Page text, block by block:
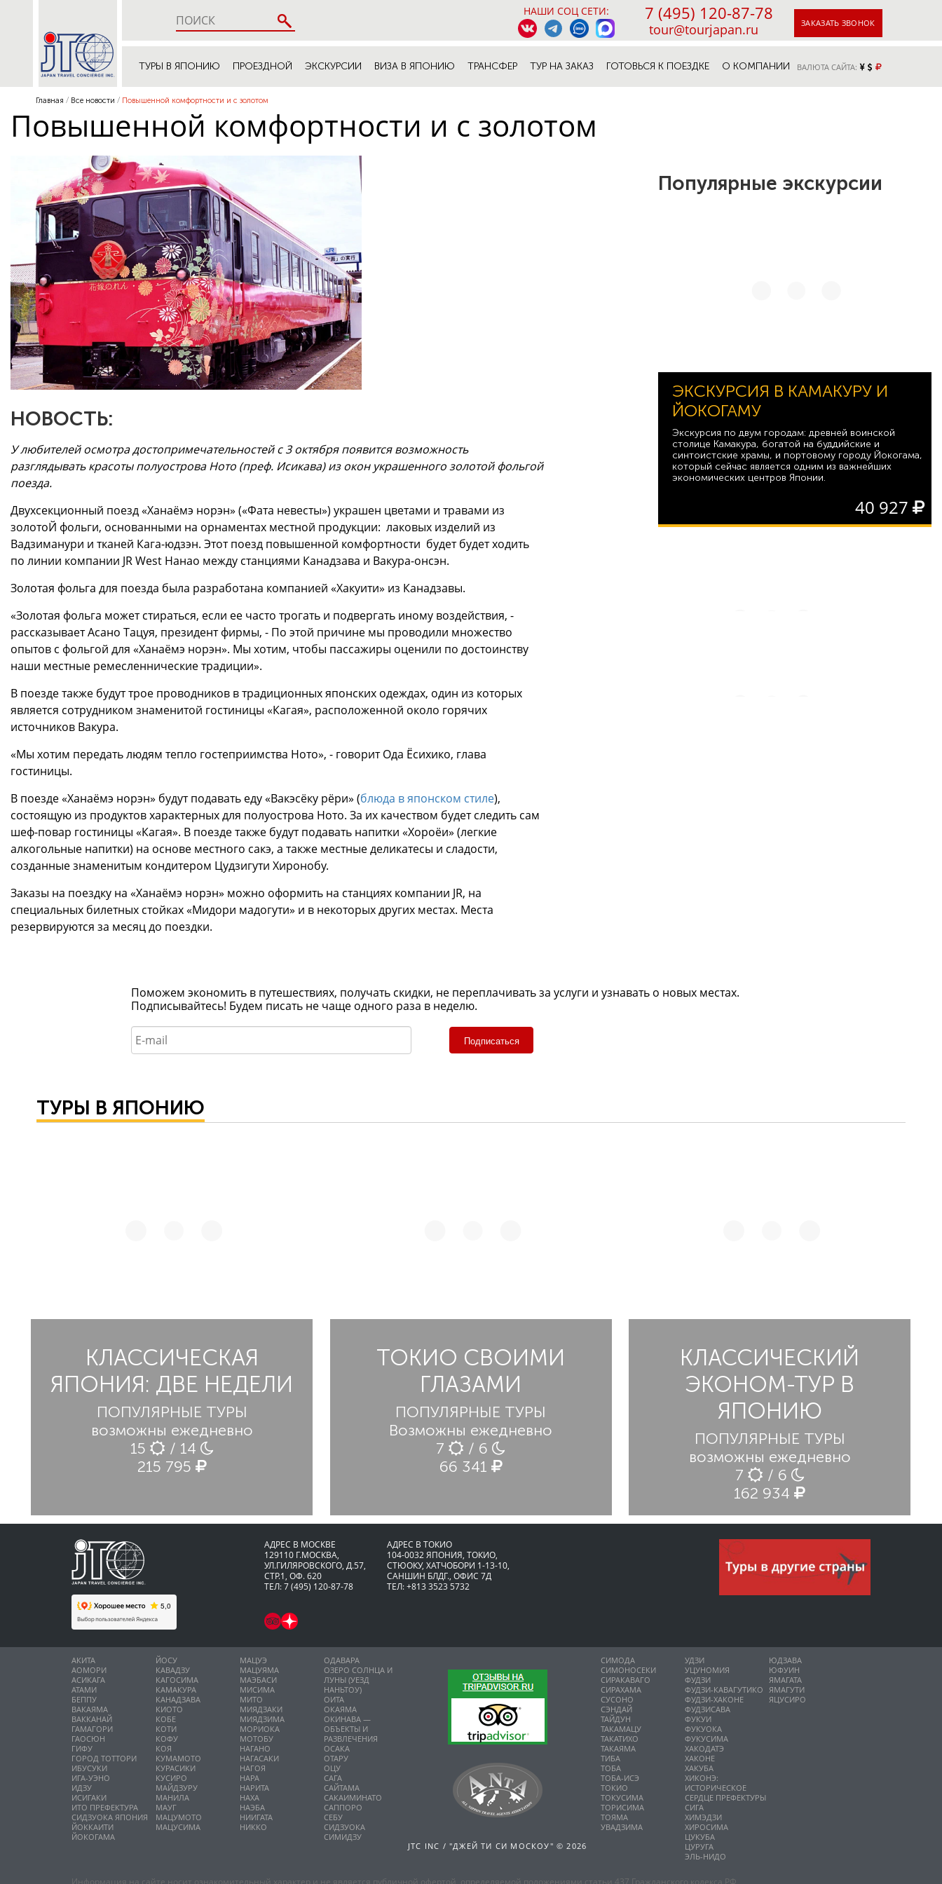
НАШИ СОЦ СЕТИ: 7 (495) 120-87-78
tour@tourjapan.ru ЗАКАЗАТЬ ЗВОНОК
ТУРЫ В ЯПОНИЮ ПРОЕЗДНОЙ ЭКСКУРСИИ ВИЗА В ЯПОНИЮ ТРАНСФЕР ТУР НА ЗАКАЗ ГОТОВЬСЯ К ПОЕЗДКЕ О КОМПАНИИ ВАЛЮТА САЙТА:
Главная Все новости Повышенной комфортности и с золотом
Повышенной комфортности и с золотом
НОВОСТЬ:
У любителей осмотра достопримечательностей с 3 октября появится возможность
разглядывать красоты полуострова Ното (преф. Исикава) из окон украшенного золотой фольгой
поезда.
Двухсекционный поезд «Ханаёмэ норэн» («Фата невесты») украшен цветами и травами из
золотоЙ фольги, основанными на орнаментах местной продукции: лаковых изделий из
Вадзиманури и тканей Кага-юдзэн. Этот поезд повышенной комфортности будет будет ходить
по линии компании JR West Нанао между станциями Канадзава и Вакура-онсэн.
Золотая фольга для поезда была разработана компанией «Хакуити» из Канадзавы.
«Золотая фольга может стираться, если ее часто трогать и подвергать иному воздействия, -
рассказывает Асано Тацуя, президент фирмы, - По этой причине мы проводили множество
опытов с фольгой для «Ханаёмэ норэн». Мы хотим, чтобы пассажиры оценили по достоинству
наши местные ремесленнические традиции».
В поезде также будут трое проводников в традиционных японских одеждах, один из которых
является сотрудником знаменитой гостиницы «Кагая», расположенной около горячих
источников Вакура.
«Мы хотим передать людям тепло гостеприимства Ното», - говорит Ода Ёсихико, глава
гостиницы.
В поезде «Ханаёмэ норэн» будут подавать еду «Вакэсёку рёри» (блюда в японском стиле),
состоящую из продуктов характерных для полуострова Ното. За их качеством будет следить сам
шеф-повар гостиницы «Кагая». В поезде также будут подавать напитки «Хороёи» (легкие
алкогольные напитки) на основе местного сакэ, а также местные деликатесы и сладости,
созданные знаменитым кондитером Цудзигути Хиронобу.
Заказы на поездку на «Ханаёмэ норэн» можно оформить на станциях компании JR, на
специальных билетных стойках «Мидори мадогути» и в некоторых других местах. Места
резервируются за месяц до поездки.
Популярные экскурсии
ЭКСКУРСИЯ В КАМАКУРУ И
ЙОКОГАМУ
Экскурсия по двум городам: древней воинской
столице Камакура, богатой на буддийские и
синтоистские храмы, и портовому городу Йокогама,
который сейчас является одним из важнейших
экономических центров Японии.
40 927
Поможем экономить в путешествиях, получать скидки, не переплачивать за услуги и узнавать о новых местах.
Подписывайтесь! Будем писать не чаще одного раза в неделю.
Подписаться
ТУРЫ В ЯПОНИЮ
КЛАССИЧЕСКАЯ
ЯПОНИЯ: ДВЕ НЕДЕЛИ
ПОПУЛЯРНЫЕ ТУРЫ
возможны ежедневно
15
/ 14
215 795
ТОКИО СВОИМИ
ГЛАЗАМИ
ПОПУЛЯРНЫЕ ТУРЫ
Возможны ежедневно
7
/ 6
66 341
КЛАССИЧЕСКИЙ
ЭКОНОМ-ТУР В
ЯПОНИЮ
ПОПУЛЯРНЫЕ ТУРЫ
возможны ежедневно
7
/ 6
162 934
АДРЕС В МОСКВЕ
129110 Г.МОСКВА,
УЛ.ГИЛЯРОВСКОГО, Д.57,
СТР.1, ОФ. 620
ТЕЛ: 7 (495) 120-87-78
АДРЕС В ТОКИО
104-0032 ЯПОНИЯ, ТОКИО,
CТЮОКУ, ХАТЧОБОРИ 1-13-10,
САНШИН БЛДГ., ОФИС 7Д
ТЕЛ: +813 3523 5732
АКИТА
АОМОРИ
АСИКАГА
АТАМИ
БЕППУ
ВАКАЯМА
ВАККАНАЙ
ГАМАГОРИ
ГАОСЮН
ГИФУ
ГОРОД ТОТТОРИ
ИБУСУКИ
ИГА-УЭНО
ИДЗУ
ИСИГАКИ
ИТО ПРЕФЕКТУРА
СИДЗУОКА ЯПОНИЯ
ЙОККАИТИ
ЙОКОГАМА
ЙОСУ
КАВАДЗУ
КАГОСИМА
КАМАКУРА
КАНАДЗАВА
КИОТО
КОБЕ
КОТИ
КОФУ
КОЯ
КУМАМОТО
КУРАСИКИ
КУСИРО
МАЙДЗУРУ
МАНИЛА
МАУГ
МАЦУМОТО
МАЦУСИМА
МАЦУЭ
МАЦУЯМА
МАЭБАСИ
МИСИМА
МИТО
МИЯДЗАКИ
МИЯДЗИМА
МОРИОКА
МОТОБУ
НАГАНО
НАГАСАКИ
НАГОЯ
НАРА
НАРИТА
НАХА
НАЭБА
НИИГАТА
НИККО
ОДАВАРА
ОЗЕРО СОЛНЦА И
ЛУНЫ (УЕЗД
НАНЬТОУ)
ОИТА
ОКАЯМА
ОКИНАВА —
ОБЪЕКТЫ И
РАЗВЛЕЧЕНИЯ
ОСАКА
ОТАРУ
ОЦУ
САГА
САЙТАМА
САКАИМИНАТО
САППОРО
СЕБУ
СИДЗУОКА
СИМИДЗУ
JTC INC / "ДЖЕЙ ТИ СИ МОСКОУ" © 2026
СИМОДА
СИМОНОСЕКИ
СИРАКАВАГО
СИРАХАМА
СУСОНО
СЭНДАЙ
ТАЙДУН
ТАКАМАЦУ
ТАКАТИХО
ТАКАЯМА
ТИБА
ТОБА
ТОБА-ИСЭ
ТОКИО
ТОКУСИМА
ТОРИСИМА
ТОЯМА
УВАДЗИМА
УДЗИ
УЦУНОМИЯ
ФУДЗИ
ФУДЗИ-КАВАГУТИКО
ФУДЗИ-ХАКОНЕ
ФУДЗИСАВА
ФУКУИ
ФУКУОКА
ФУКУСИМА
ХАКОДАТЭ
ХАКОНЕ
ХАКУБА
ХИКОНЭ:
ИСТОРИЧЕСКОЕ
СЕРДЦЕ ПРЕФЕКТУРЫ
СИГА
ХИМЭДЗИ
ХИРОСИМА
ЦУКУБА
ЦУРУГА
ЭЛЬ-НИДО
ЮДЗАВА
ЮФУИН
ЯМАГАТА
ЯМАГУТИ
ЯЦУСИРО
Информация на сайте носит ознакомительный характер и не является публичной офертой, определяемой положениями статьи 437 Гражданского кодекса РФ